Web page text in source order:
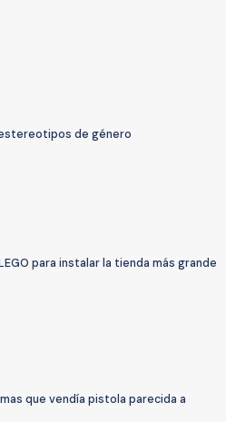
de género
para instalar la tienda más grande
que vendía pistola parecida a